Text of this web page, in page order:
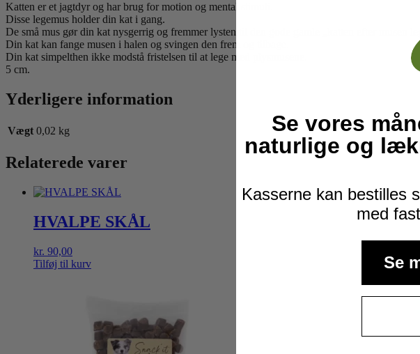
Katten er et jagtdyr og har brug for motion og mental stimuli.
Disse legemus holder din kat i gang.
De små mus gør din kat nysgerrig og fremmer lysten til den gode gamle „katten efter musen
Din kat kan fange musen i halen og svingen den frem og tilbage.
Din kat simpelthen ikke modstå fristelsen til at lege med plysmusene.
5 cm.
Yderligere information
Vægt 0,02 kg
Relaterede varer
HVALPE SKÅL
kr. 90,00
Tilføj til kurv
Se vores
naturlige og
Kasserne kan bestilles
med
Se